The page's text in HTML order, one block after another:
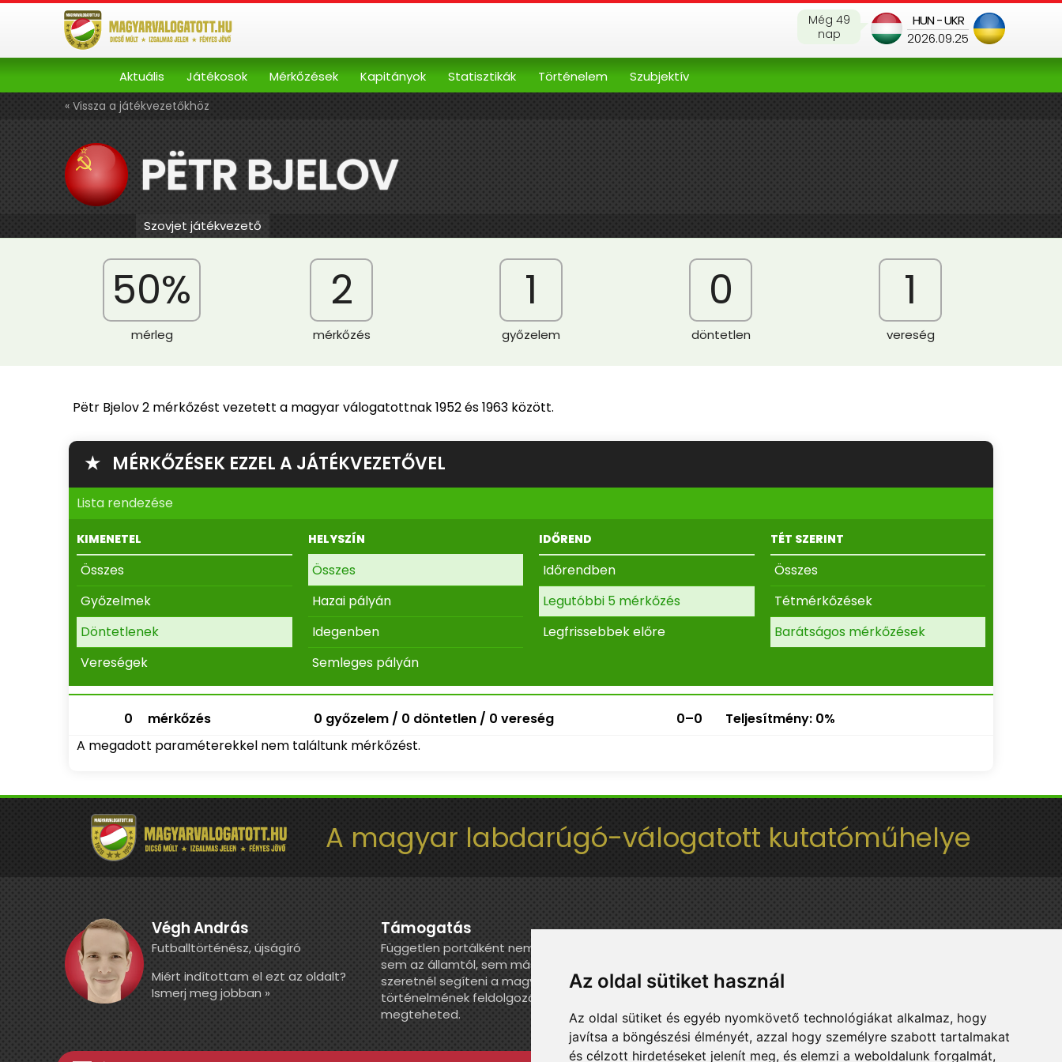
Az oldal sütiket használ
Az oldal sütiket és egyéb nyomkövető technológiákat alkalmaz, hogy
javítsa a böngészési élményét, azzal hogy személyre szabott tartalmakat
és célzott hirdetéseket jelenít meg, és elemzi a weboldalunk forgalmát,
HUN - UKR
2026.09.25
Még 49
nap
Aktuális Játékosok Mérkőzések Kapitányok Statisztikák Történelem Szubjektív
« Vissza a játékvezetőkhöz
PËTR BJELOV
Szovjet játékvezető
50%
mérleg
2
mérkőzés
1
győzelem
0
döntetlen
1
vereség
Pëtr Bjelov 2 mérkőzést vezetett a magyar válogatottnak 1952 és 1963 között.
★ MÉRKŐZÉSEK EZZEL A JÁTÉKVEZETŐVEL
Lista rendezése
KIMENETEL
Összes
Győzelmek
Döntetlenek
Vereségek
HELYSZÍN
Összes
Hazai pályán
Idegenben
Semleges pályán
IDŐREND
Időrendben
Legutóbbi 5 mérkőzés
Legfrissebbek előre
TÉT SZERINT
Összes
Tétmérkőzések
Barátságos mérkőzések
0 mérkőzés 0 győzelem / 0 döntetlen / 0 vereség 0–0
Teljesítmény: 0%
A megadott paraméterekkel nem találtunk mérkőzést.
A magyar labdarúgó-válogatott kutatóműhelye
Végh András
Futballtörténész, újságíró
Miért indítottam el ezt az oldalt?
Ismerj meg jobban »
Támogatás
Független portálként nem kapunk juttatást
sem az államtól, sem más szervezettől. Ha
szeretnél segíteni a magyar válogatott
történelmének feldolgozásában, itt
megteheted.